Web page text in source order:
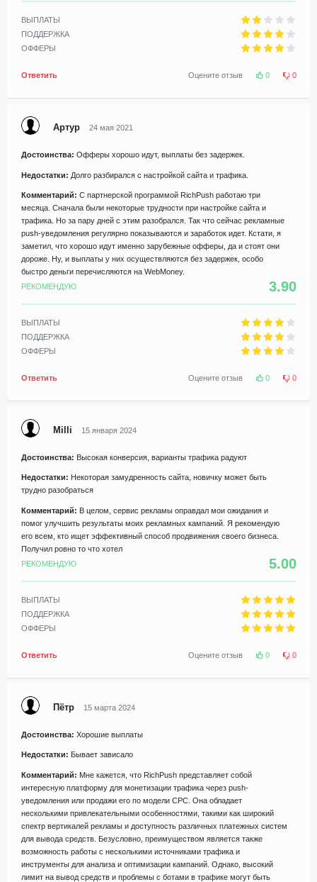
ВЫПЛАТЫ
ПОДДЕРЖКА
ОФФЕРЫ
Ответить Оцените отзыв 0 0
Артур 24 мая 2021
Достоинства: Офферы хорошо идут, выплаты без задержек.
Недостатки: Долго разбирался с настройкой сайта и трафика.
Комментарий: С партнерской программой RichPush работаю три
месяца. Сначала были некоторые трудности при настройке сайта и
трафика. Но за пару дней с этим разобрался. Так что сейчас рекламные
push-уведомления регулярно показываются и заработок идет. Кстати, я
заметил, что хорошо идут именно зарубежные офферы, да и стоят они
дороже. Ну, и выплаты у них осуществляются без задержек, особо
быстро деньги перечисляются на WebMoney.
РЕКОМЕНДУЮ
3.90
ВЫПЛАТЫ
ПОДДЕРЖКА
ОФФЕРЫ
Ответить Оцените отзыв 0 0
Milli 15 января 2024
Достоинства: Высокая конверсия, варианты трафика радуют
Недостатки: Некоторая замудренность сайта, новичку может быть
трудно разобраться
Комментарий: В целом, сервис рекламы оправдал мои ожидания и
помог улучшить результаты моих рекламных кампаний. Я рекомендую
его всем, кто ищет эффективный способ продвижения своего бизнеса.
Получил ровно то что хотел
РЕКОМЕНДУЮ
5.00
ВЫПЛАТЫ
ПОДДЕРЖКА
ОФФЕРЫ
Ответить Оцените отзыв 0 0
Пётр 15 марта 2024
Достоинства: Хорошие выплаты
Недостатки: Бывает зависало
Комментарий: Мне кажется, что RichPush представляет собой
интересную платформу для монетизации трафика через push-
уведомления или продажи его по модели CPC. Она обладает
несколькими привлекательными особенностями, такими как широкий
спектр вертикалей рекламы и доступность различных платежных систем
для вывода средств. Безусловно, преимуществом является также
возможность работы с несколькими источниками трафика и
инструменты для анализа и оптимизации кампаний. Однако, высокий
лимит на вывод средств и проблемы с ботами в трафике могут быть